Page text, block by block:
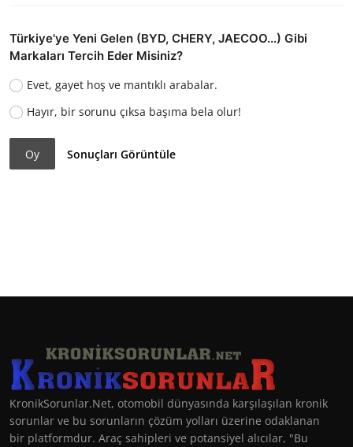
Türkiye'ye Yeni Gelen (BYD, CHERY, JAECOO...) Gibi
Markaları Tercih Eder Misiniz?
Evet, gayet hoş ve mantıklı arabalar.
Hayır, bir sorunu çıksa başıma bela olur!
Oy Sonuçları Görüntüle
KronikSorunlar.Net, otomobil dünyasında karşılaşılan kronik
sorunlar ve bu sorunların çözüm yolları üzerine odaklanan
bir platformdur. Araç sahipleri ve potansiyel alıcılar, "Bu